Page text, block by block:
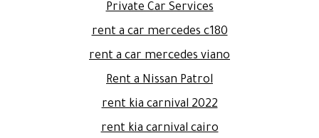
Private Car Services
rent a car mercedes c180
rent a car mercedes viano
Rent a Nissan Patrol
rent kia carnival 2022
rent kia carnival cairo